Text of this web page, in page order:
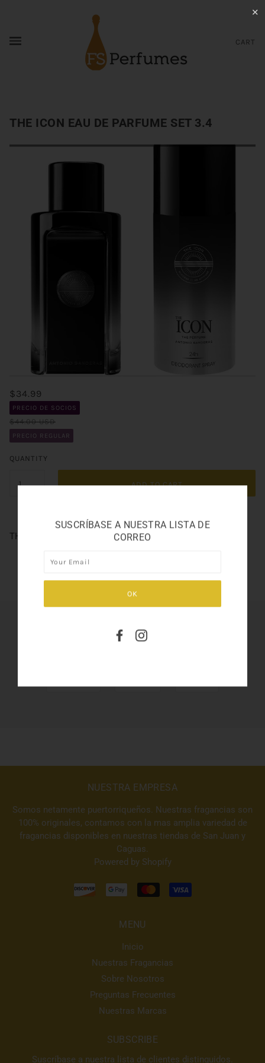
CART
THE ICON EAU DE PARFUME SET 3.4
$34.99
PRECIO DE SOCIOS
$44.00 USD
PRECIO REGULAR
QUANTITY
ADD TO CART
THE ICON EAU DE PARFUME SET 3.4
SHARE THIS
NUESTRA EMPRESA
Somos netamente puertorriqueños. Nuestras fragancias son
100% originales, contamos con la mas amplia variedad de
fragancias disponibles en nuestras tiendas de San Juan y
Caguas.
Powered by Shopify
MENU
Inicio
Nuestras Fragancias
Sobre Nosotros
Preguntas Frecuentes
Nuestras Marcas
SUBSCRIBE
Suscríbase a nuestra lista de clientes distinguidos.
✕
SUSCRÍBASE A NUESTRA LISTA DE
CORREO